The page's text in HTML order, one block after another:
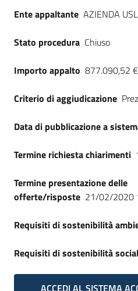
Seguici
Ente appaltante AZIENDA
Stato procedura Chiuso
Importo appalto 877.090,52 €
Criterio di aggiudicazione
Data di pubblicazione a
Termine richiesta chiarimenti
Termine presentazione delle
offerte/risposte 21/02/2020
Requisiti di sostenibilità
Requisiti di sostenibilità
ACCEDI AL SISTEMA